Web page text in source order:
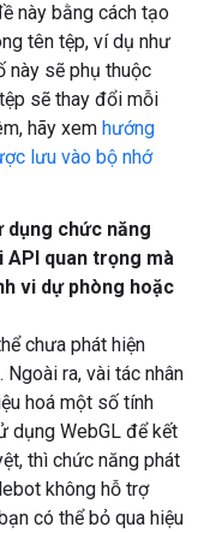
này bằng cách tạo
tên tệp, ví dụ như
này sẽ phụ thuộc
sẽ thay đổi mỗi
hãy xem hướng
lưu vào bộ nhớ
dụng chức năng
API quan trọng mà
vi dự phòng hoặc
chưa phát hiện
ra, vài tác nhân
hoá một số tính
dụng WebGL để kết
thì chức năng phát
không hỗ trợ
có thể bỏ qua hiệu